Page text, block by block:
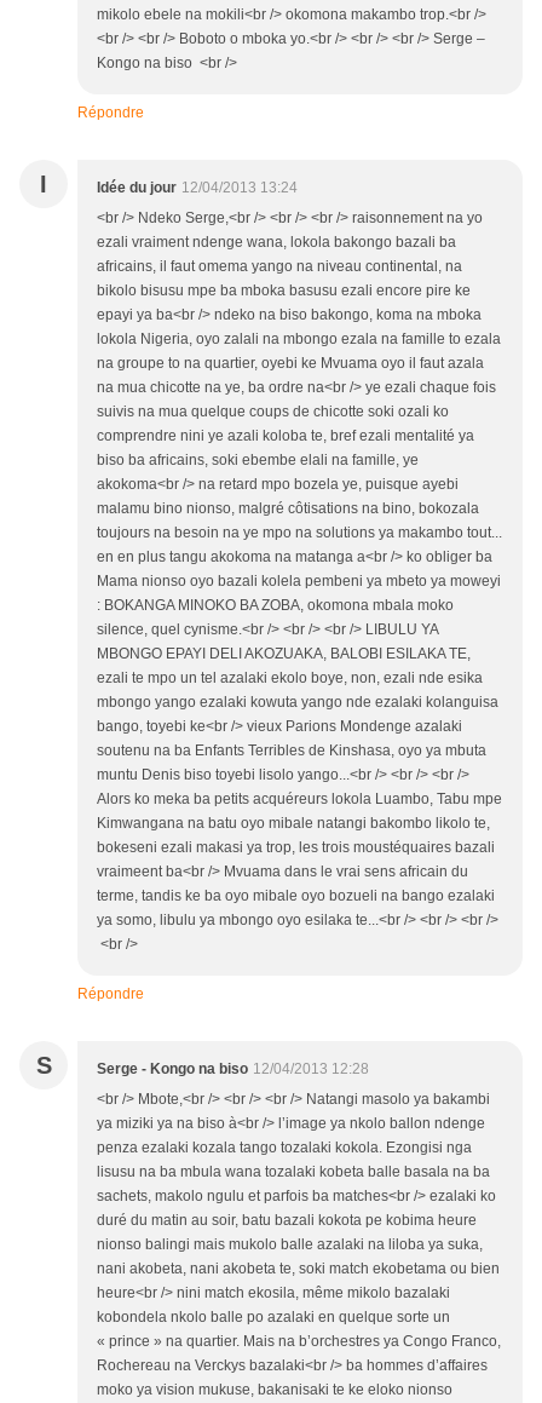
mikolo ebele na mokili<br /> okomona makambo trop.<br />
<br /> <br /> Boboto o mboka yo.<br /> <br /> <br /> Serge –
Kongo na biso <br />
Répondre
I Idée du jour 12/04/2013 13:24
<br /> Ndeko Serge,<br /> <br /> <br /> raisonnement na yo
ezali vraiment ndenge wana, lokola bakongo bazali ba
africains, il faut omema yango na niveau continental, na
bikolo bisusu mpe ba mboka basusu ezali encore pire ke
epayi ya ba<br /> ndeko na biso bakongo, koma na mboka
lokola Nigeria, oyo zalali na mbongo ezala na famille to ezala
na groupe to na quartier, oyebi ke Mvuama oyo il faut azala
na mua chicotte na ye, ba ordre na<br /> ye ezali chaque fois
suivis na mua quelque coups de chicotte soki ozali ko
comprendre nini ye azali koloba te, bref ezali mentalité ya
biso ba africains, soki ebembe elali na famille, ye
akokoma<br /> na retard mpo bozela ye, puisque ayebi
malamu bino nionso, malgré côtisations na bino, bokozala
toujours na besoin na ye mpo na solutions ya makambo tout...
en en plus tangu akokoma na matanga a<br /> ko obliger ba
Mama nionso oyo bazali kolela pembeni ya mbeto ya moweyi
: BOKANGA MINOKO BA ZOBA, okomona mbala moko
silence, quel cynisme.<br /> <br /> <br /> LIBULU YA
MBONGO EPAYI DELI AKOZUAKA, BALOBI ESILAKA TE,
ezali te mpo un tel azalaki ekolo boye, non, ezali nde esika
mbongo yango ezalaki kowuta yango nde ezalaki kolanguisa
bango, toyebi ke<br /> vieux Parions Mondenge azalaki
soutenu na ba Enfants Terribles de Kinshasa, oyo ya mbuta
muntu Denis biso toyebi lisolo yango...<br /> <br /> <br />
Alors ko meka ba petits acquéreurs lokola Luambo, Tabu mpe
Kimwangana na batu oyo mibale natangi bakombo likolo te,
bokeseni ezali makasi ya trop, les trois moustéquaires bazali
vraimeent ba<br /> Mvuama dans le vrai sens africain du
terme, tandis ke ba oyo mibale oyo bozueli na bango ezalaki
ya somo, libulu ya mbongo oyo esilaka te...<br /> <br /> <br />
<br />
Répondre
S Serge - Kongo na biso 12/04/2013 12:28
<br /> Mbote,<br /> <br /> <br /> Natangi masolo ya bakambi
ya miziki ya na biso à<br /> l’image ya nkolo ballon ndenge
penza ezalaki kozala tango tozalaki kokola. Ezongisi nga
lisusu na ba mbula wana tozalaki kobeta balle basala na ba
sachets, makolo ngulu et parfois ba matches<br /> ezalaki ko
duré du matin au soir, batu bazali kokota pe kobima heure
nionso balingi mais mukolo balle azalaki na liloba ya suka,
nani akobeta, nani akobeta te, soki match ekobetama ou bien
heure<br /> nini match ekosila, même mikolo bazalaki
kobondela nkolo balle po azalaki en quelque sorte un
« prince » na quartier. Mais na b’orchestres ya Congo Franco,
Rochereau na Verckys bazalaki<br /> ba hommes d’affaires
moko ya vision mukuse, bakanisaki te ke eloko nionso